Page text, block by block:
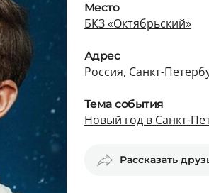
Место
БКЗ «Октябрьский»
Адрес
Россия, Санкт-
Тема события
Новый год в Санкт-
Рассказать